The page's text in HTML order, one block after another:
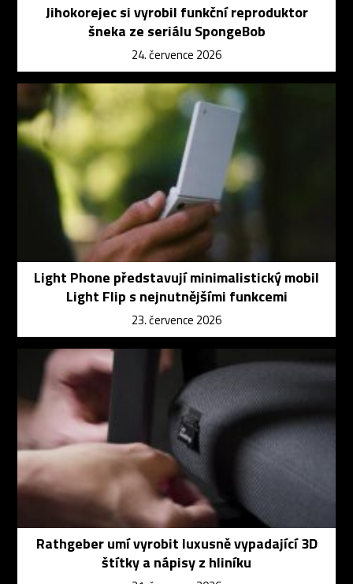
Jihokorejec si vyrobil funkční reproduktor
šneka ze seriálu SpongeBob
24. července 2026
Light Phone představují minimalistický mobil
Light Flip s nejnutnějšími funkcemi
23. července 2026
Rathgeber umí vyrobit luxusně vypadající 3D
štítky a nápisy z hliníku